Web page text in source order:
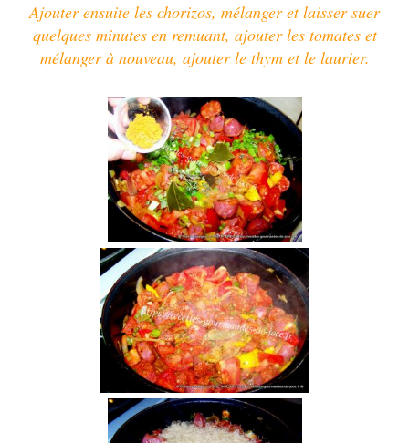
Ajouter ensuite les chorizos, mélanger et laisser suer
quelques minutes en remuant, ajouter les tomates et
mélanger à nouveau, ajouter le thym et le laurier.